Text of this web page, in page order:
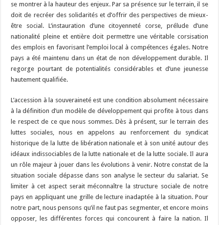
se montrer à la hauteur des enjeux. Par sa présence sur le terrain, il se
doit de recréer des solidarités et d’offrir des perspectives de mieux-
être social. L’instauration d’une citoyenneté corse, prélude d’une
nationalité pleine et entière doit permettre une véritable corsisation
des emplois en favorisant l’emploi local à compétences égales. Notre
pays a été maintenu dans un état de non développement durable. Il
regorge pourtant de potentialités considérables et d’une jeunesse
hautement qualifiée.
L’accession à la souveraineté est une condition absolument nécessaire
à la définition d’un modèle de développement qui profite à tous dans
le respect de ce que nous sommes. Dès à présent, sur le terrain des
luttes sociales, nous en appelons au renforcement du syndicat
historique de la lutte de libération nationale et à son unité autour des
idéaux indissociables de la lutte nationale et de la lutte sociale. Il aura
un rôle majeur à jouer dans les évolutions à venir. Notre constat de la
situation sociale dépasse dans son analyse le secteur du salariat. Se
limiter à cet aspect serait méconnaître la structure sociale de notre
pays en appliquant une grille de lecture inadaptée à la situation. Pour
notre part, nous pensons qu’il ne faut pas segmenter, et encore moins
opposer, les différentes forces qui concourent à faire la nation. Il